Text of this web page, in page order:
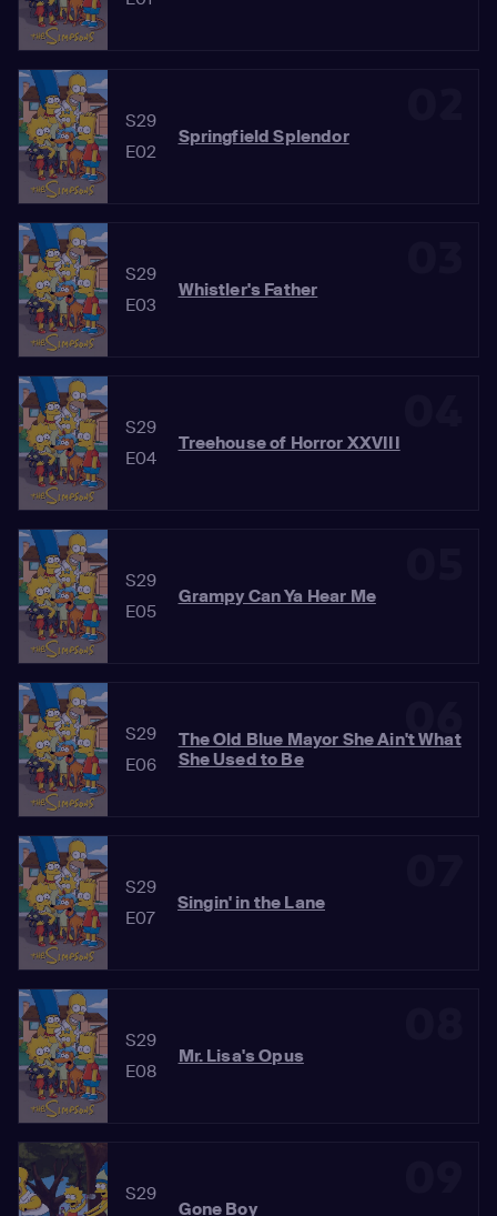
S29
E02
Springfield Splendor
S29
E03
Whistler's Father
S29
E04
Treehouse of Horror XXVIII
S29
E05
Grampy Can Ya Hear Me
06
S29
E06
The Old Blue Mayor She Ain't What
She Used to Be
S29
E07
Singin' in the Lane
S29
E08
Mr. Lisa's Opus
S29
Gone Boy